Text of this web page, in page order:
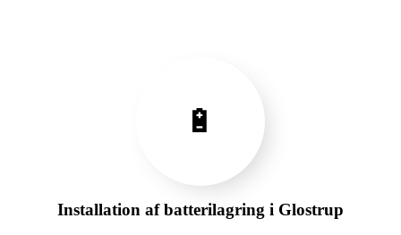
🔋
Installation af batterilagring i Glostrup